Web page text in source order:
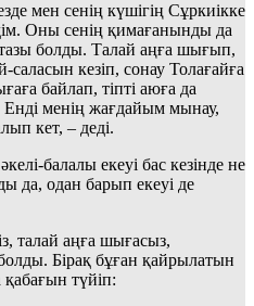
мен сенің күшігің Сұркиікке
Оны сенің қимағанынды да
болды. Талай аңға шығып,
кезіп, сонау Толағайға
байлап, тіпті аюға да
Енді менің жағдайым мынау,
кет, – деді.
балалы екеуі бас кезінде не
да, одан барып екеуі де
талай аңға шығасыз,
Бірақ бұған қайрылатын
қабағын түйіп: